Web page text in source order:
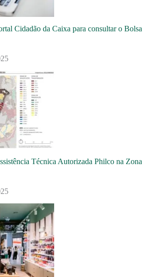
Cidadão da Caixa para consultar o Bolsa
Técnica Autorizada Philco na Zona